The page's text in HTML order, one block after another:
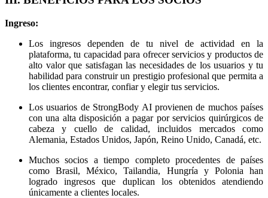
Ingreso:
Los ingresos dependen de tu nivel de actividad en la
plataforma, tu capacidad para ofrecer servicios y productos de
alto valor que satisfagan las necesidades de los usuarios y tu
habilidad para construir un prestigio profesional que permita a
los clientes encontrar, confiar y elegir tus servicios.
Los usuarios de StrongBody AI provienen de muchos países
con una alta disposición a pagar por servicios quirúrgicos de
cabeza y cuello de calidad, incluidos mercados como
Alemania, Estados Unidos, Japón, Reino Unido, Canadá, etc.
Muchos socios a tiempo completo procedentes de países
como Brasil, México, Tailandia, Hungría y Polonia han
logrado ingresos que duplican los obtenidos atendiendo
únicamente a clientes locales.